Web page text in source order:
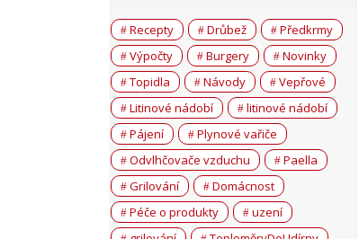
Recepty Drůbež
Předkrmy
Výpočty
Burgery
Novinky
Topidla
Návody
Vepřové
Litinové nádobí
litinové nádobí
Pájení
Plynové vařiče
Odvlhčovače vzduchu
Paella
Grilování
Domácnost
Péče o produkty
uzení